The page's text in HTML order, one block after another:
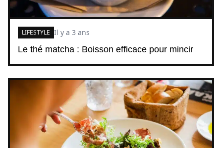
Le thé matcha : Boisson efficace pour mincir
LIFESTYLE Il y a 3 ans